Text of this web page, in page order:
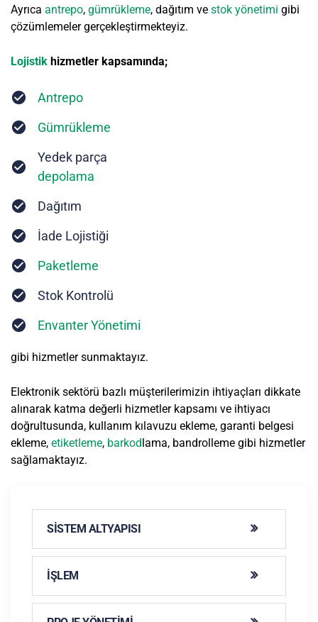
Ayrıca antrepo, gümrükleme, dağıtım ve stok yönetimi gibi
çözümlemeler gerçekleştirmekteyiz.
Lojistik hizmetler kapsamında;
Antrepo
Gümrükleme
Yedek parça
depolama
Dağıtım
İade Lojistiği
Paketleme
Stok Kontrolü
Envanter Yönetimi
gibi hizmetler sunmaktayız.
Elektronik sektörü bazlı müşterilerimizin ihtiyaçları dikkate
alınarak katma değerli hizmetler kapsamı ve ihtiyacı
doğrultusunda, kullanım kılavuzu ekleme, garanti belgesi
ekleme, etiketleme, barkodlama, bandrolleme gibi hizmetler
sağlamaktayız.
SISTEM ALTYAPISI
İŞLEM